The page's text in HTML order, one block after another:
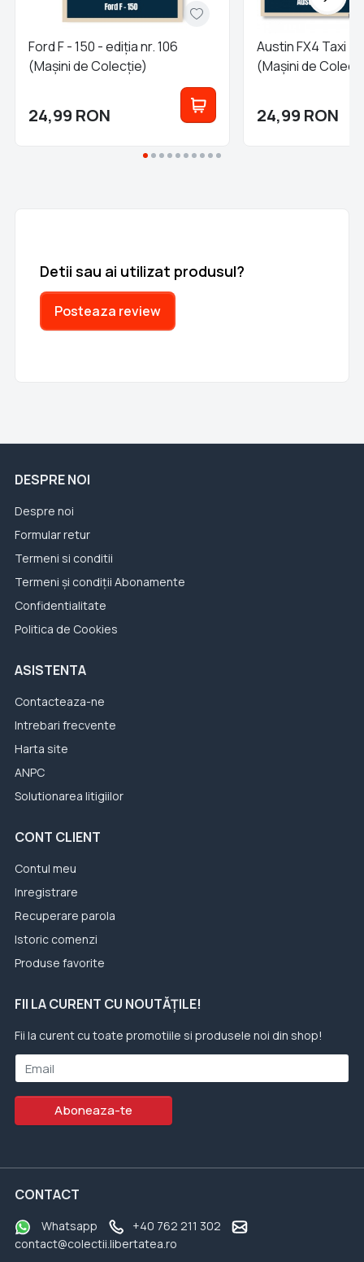
Ford F - 150 - ediția nr. 106
(Mașini de Colecție)
24,99 RON
Austin FX4 Taxi -
(Mașini de
24,99 RON
Detii sau ai utilizat produsul?
Posteaza review
DESPRE NOI
Despre noi
Formular retur
Termeni si conditii
Termeni și condiții Abonamente
Confidentialitate
Politica de Cookies
ASISTENTA
Contacteaza-ne
Intrebari frecvente
Harta site
ANPC
Solutionarea litigiilor
CONT CLIENT
Contul meu
Inregistrare
Recuperare parola
Istoric comenzi
Produse favorite
FII LA CURENT CU NOUTĂȚILE!
Fii la curent cu toate promotiile si produsele noi din shop!
Email
Aboneaza-te
CONTACT
Whatsapp
+40 762 211 302
contact@colectii.libertatea.ro